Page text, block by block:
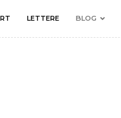
LETTERE BLOG